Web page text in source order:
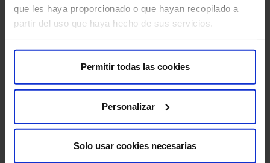
que les haya proporcionado o que hayan recopilado a
partir del uso que haya hecho de sus servicios.
Permitir todas las cookies
Personalizar
Solo usar cookies necesarias